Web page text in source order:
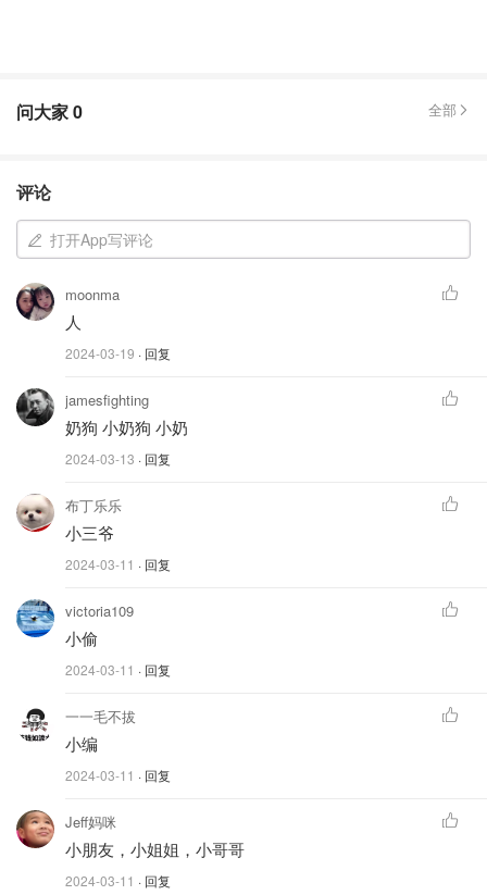
问大家0 全部
评论
打开App写评论
moonma
人
2024-03-19 · 回复
jamesfighting
奶狗 小奶狗 小奶
2024-03-13 · 回复
布丁乐乐
小三爷
2024-03-11 · 回复
victoria109
小偷
2024-03-11 · 回复
一一毛不拔
小编
2024-03-11 · 回复
Jeff妈咪
小朋友，小姐姐，小哥哥
2024-03-11 · 回复